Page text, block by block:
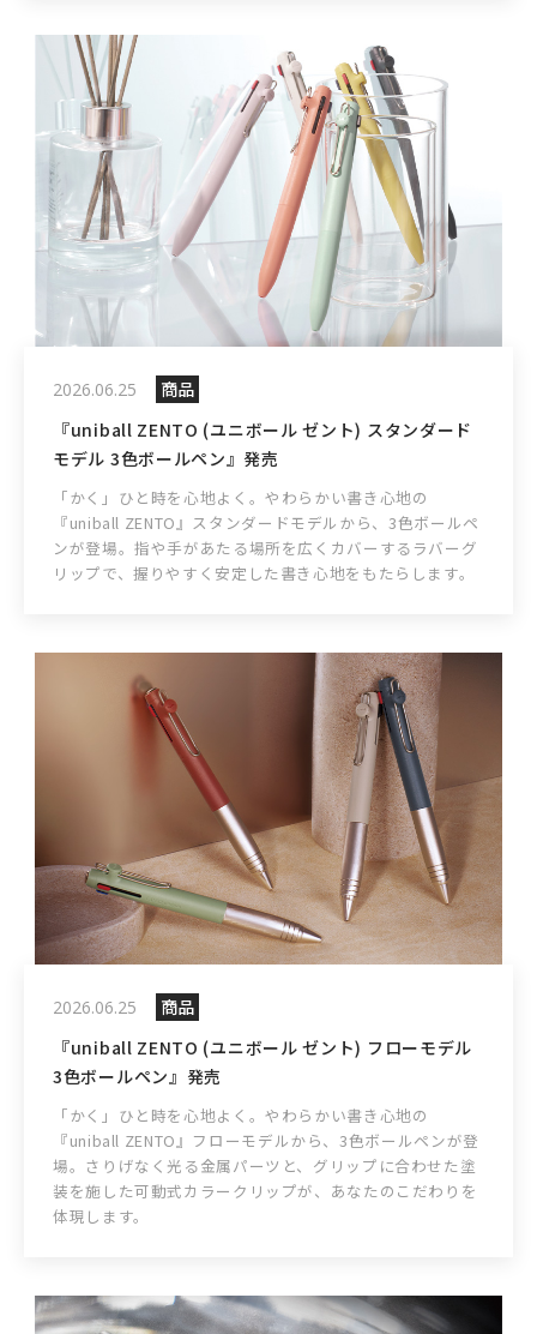
2026.06.25
商品
『uniball ZENTO (ユニボール ゼント) スタンダード
モデル 3色ボールペン』発売
「かく」ひと時を心地よく。やわらかい書き心地の
『uniball ZENTO』スタンダードモデルから、3色ボールペ
ンが登場。指や手があたる場所を広くカバーするラバーグ
リップで、握りやすく安定した書き心地をもたらします。
2026.06.25
商品
『uniball ZENTO (ユニボール ゼント) フローモデル
3色ボールペン』発売
「かく」ひと時を心地よく。やわらかい書き心地の
『uniball ZENTO』フローモデルから、3色ボールペンが登
場。さりげなく光る金属パーツと、グリップに合わせた塗
装を施した可動式カラークリップが、あなたのこだわりを
体現します。